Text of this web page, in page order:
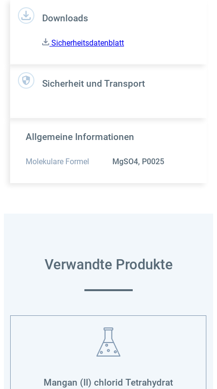
Downloads
Sicherheitsdatenblatt
Sicherheit und Transport
Allgemeine Informationen
Molekulare Formel MgSO4, P0025
Verwandte Produkte
Mangan (II) chlorid Tetrahydrat